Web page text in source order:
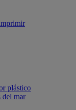
plástico
del mar